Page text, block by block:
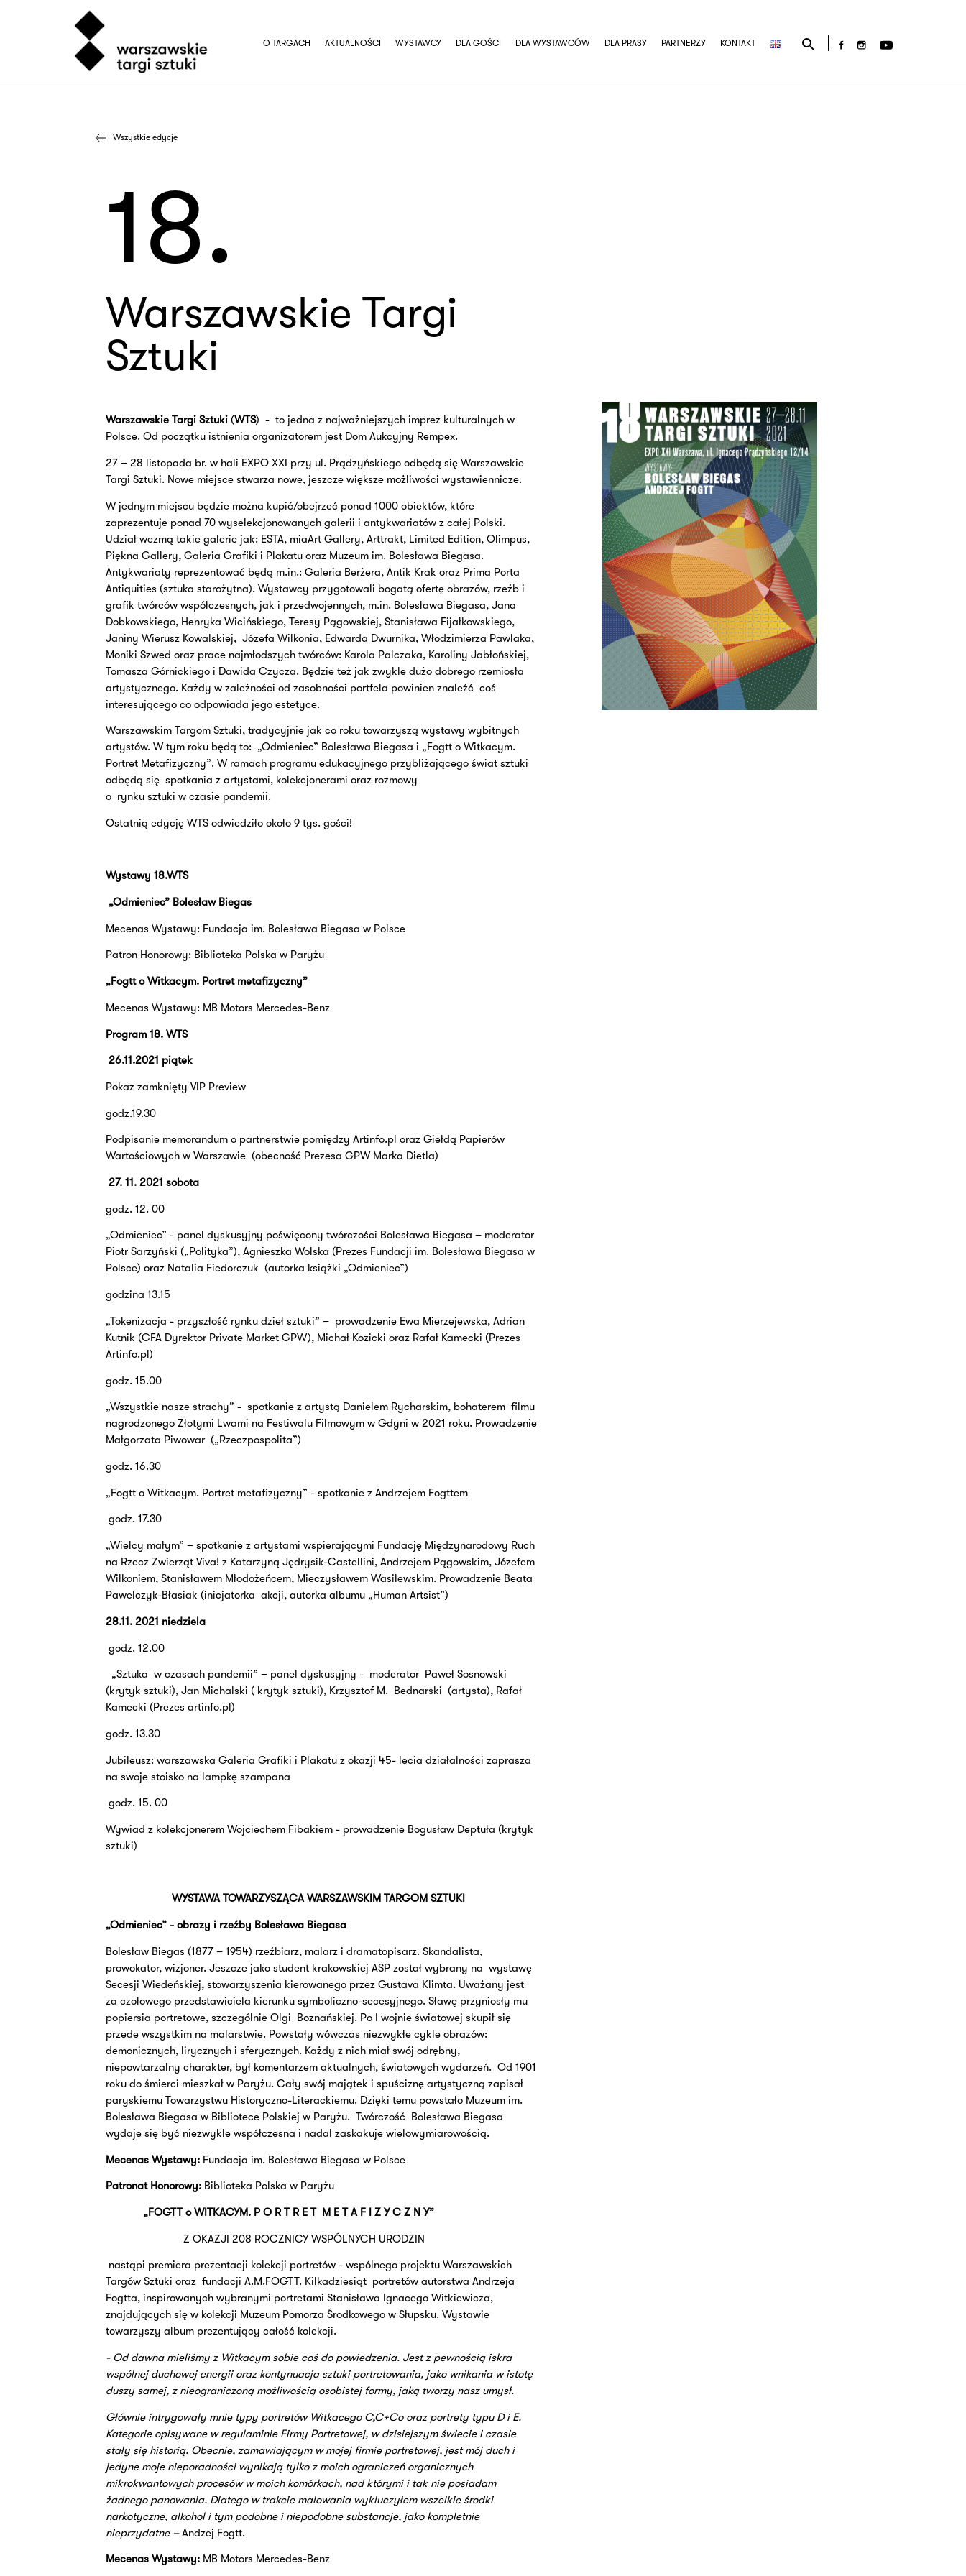
O TARGACH AKTUALNOŚCI WYSTAWCY DLA GOŚCI DLA WYSTAWCÓW DLA PRASY PARTNERZY KONTAKT
Search
Wszystkie edycje
18.
Warszawskie Targi
Sztuki
Warszawskie Targi Sztuki (WTS) - to jedna z najważniejszych imprez kulturalnych w
Polsce. Od początku istnienia organizatorem jest Dom Aukcyjny Rempex.
27 – 28 listopada br. w hali EXPO XXI przy ul. Prądzyńskiego odbędą się Warszawskie
Targi Sztuki. Nowe miejsce stwarza nowe, jeszcze większe możliwości wystawiennicze.
W jednym miejscu będzie można kupić/obejrzeć ponad 1000 obiektów, które
zaprezentuje ponad 70 wyselekcjonowanych galerii i antykwariatów z całej Polski.
Udział wezmą takie galerie jak: ESTA, miaArt Gallery, Arttrakt, Limited Edition, Olimpus,
Piękna Gallery, Galeria Grafiki i Plakatu oraz Muzeum im. Bolesława Biegasa.
Antykwariaty reprezentować będą m.in.: Galeria Berżera, Antik Krak oraz Prima Porta
Antiquities (sztuka starożytna). Wystawcy przygotowali bogatą ofertę obrazów, rzeźb i
grafik twórców współczesnych, jak i przedwojennych, m.in. Bolesława Biegasa, Jana
Dobkowskiego, Henryka Wicińskiego, Teresy Pągowskiej, Stanisława Fijałkowskiego,
Janiny Wierusz Kowalskiej, Józefa Wilkonia, Edwarda Dwurnika, Włodzimierza Pawlaka,
Moniki Szwed oraz prace najmłodszych twórców: Karola Palczaka, Karoliny Jabłońskiej,
Tomasza Górnickiego i Dawida Czycza. Będzie też jak zwykle dużo dobrego rzemiosła
artystycznego. Każdy w zależności od zasobności portfela powinien znaleźć coś
interesującego co odpowiada jego estetyce.
Warszawskim Targom Sztuki, tradycyjnie jak co roku towarzyszą wystawy wybitnych
artystów. W tym roku będą to: „Odmieniec” Bolesława Biegasa i „Fogtt o Witkacym.
Portret Metafizyczny”. W ramach programu edukacyjnego przybliżającego świat sztuki
odbędą się spotkania z artystami, kolekcjonerami oraz rozmowy
o rynku sztuki w czasie pandemii.
Ostatnią edycję WTS odwiedziło około 9 tys. gości!
Wystawy 18.WTS
„Odmieniec” Bolesław Biegas
Mecenas Wystawy: Fundacja im. Bolesława Biegasa w Polsce
Patron Honorowy: Biblioteka Polska w Paryżu
„Fogtt o Witkacym. Portret metafizyczny”
Mecenas Wystawy: MB Motors Mercedes-Benz
Program 18. WTS
26.11.2021 piątek
Pokaz zamknięty VIP Preview
godz.19.30
Podpisanie memorandum o partnerstwie pomiędzy Artinfo.pl oraz Giełdą Papierów
Wartościowych w Warszawie (obecność Prezesa GPW Marka Dietla)
27. 11. 2021 sobota
godz. 12. 00
„Odmieniec” - panel dyskusyjny poświęcony twórczości Bolesława Biegasa – moderator
Piotr Sarzyński („Polityka”), Agnieszka Wolska (Prezes Fundacji im. Bolesława Biegasa w
Polsce) oraz Natalia Fiedorczuk (autorka książki „Odmieniec”)
godzina 13.15
„Tokenizacja - przyszłość rynku dzieł sztuki” – prowadzenie Ewa Mierzejewska, Adrian
Kutnik (CFA Dyrektor Private Market GPW), Michał Kozicki oraz Rafał Kamecki (Prezes
Artinfo.pl)
godz. 15.00
„Wszystkie nasze strachy” - spotkanie z artystą Danielem Rycharskim, bohaterem filmu
nagrodzonego Złotymi Lwami na Festiwalu Filmowym w Gdyni w 2021 roku. Prowadzenie
Małgorzata Piwowar („Rzeczpospolita”)
godz. 16.30
„Fogtt o Witkacym. Portret metafizyczny” - spotkanie z Andrzejem Fogttem
godz. 17.30
„Wielcy małym” – spotkanie z artystami wspierającymi Fundację Międzynarodowy Ruch
na Rzecz Zwierząt Viva! z Katarzyną Jędrysik-Castellini, Andrzejem Pągowskim, Józefem
Wilkoniem, Stanisławem Młodożeńcem, Mieczysławem Wasilewskim. Prowadzenie Beata
Pawelczyk-Błasiak (inicjatorka akcji, autorka albumu „Human Artsist”)
28.11. 2021 niedziela
godz. 12.00
„Sztuka w czasach pandemii” – panel dyskusyjny - moderator Paweł Sosnowski
(krytyk sztuki), Jan Michalski ( krytyk sztuki), Krzysztof M. Bednarski (artysta), Rafał
Kamecki (Prezes artinfo.pl)
godz. 13.30
Jubileusz: warszawska Galeria Grafiki i Plakatu z okazji 45- lecia działalności zaprasza
na swoje stoisko na lampkę szampana
godz. 15. 00
Wywiad z kolekcjonerem Wojciechem Fibakiem - prowadzenie Bogusław Deptuła (krytyk
sztuki)
WYSTAWA TOWARZYSZĄCA WARSZAWSKIM TARGOM SZTUKI
„Odmieniec” - obrazy i rzeźby Bolesława Biegasa
Bolesław Biegas (1877 – 1954) rzeźbiarz, malarz i dramatopisarz. Skandalista,
prowokator, wizjoner. Jeszcze jako student krakowskiej ASP został wybrany na wystawę
Secesji Wiedeńskiej, stowarzyszenia kierowanego przez Gustava Klimta. Uważany jest
za czołowego przedstawiciela kierunku symboliczno-secesyjnego. Sławę przyniosły mu
popiersia portretowe, szczególnie Olgi Boznańskiej. Po I wojnie światowej skupił się
przede wszystkim na malarstwie. Powstały wówczas niezwykłe cykle obrazów:
demonicznych, lirycznych i sferycznych. Każdy z nich miał swój odrębny,
niepowtarzalny charakter, był komentarzem aktualnych, światowych wydarzeń. Od 1901
roku do śmierci mieszkał w Paryżu. Cały swój majątek i spuściznę artystyczną zapisał
paryskiemu Towarzystwu Historyczno-Literackiemu. Dzięki temu powstało Muzeum im.
Bolesława Biegasa w Bibliotece Polskiej w Paryżu. Twórczość Bolesława Biegasa
wydaje się być niezwykle współczesna i nadal zaskakuje wielowymiarowością.
Mecenas Wystawy: Fundacja im. Bolesława Biegasa w Polsce
Patronat Honorowy: Biblioteka Polska w Paryżu
„FOGTT o WITKACYM. P O R T R E T M E T A F I Z Y C Z N Y”
Z OKAZJI 208 ROCZNICY WSPÓLNYCH URODZIN
nastąpi premiera prezentacji kolekcji portretów - wspólnego projektu Warszawskich
Targów Sztuki oraz fundacji A.M.FOGTT. Kilkadziesiąt portretów autorstwa Andrzeja
Fogtta, inspirowanych wybranymi portretami Stanisława Ignacego Witkiewicza,
znajdujących się w kolekcji Muzeum Pomorza Środkowego w Słupsku. Wystawie
towarzyszy album prezentujący całość kolekcji.
- Od dawna mieliśmy z Witkacym sobie coś do powiedzenia. Jest z pewnością iskra
wspólnej duchowej energii oraz kontynuacja sztuki portretowania, jako wnikania w istotę
duszy samej, z nieograniczoną możliwością osobistej formy, jaką tworzy nasz umysł.
Głównie intrygowały mnie typy portretów Witkacego C,C+Co oraz portrety typu D i E.
Kategorie opisywane w regulaminie Firmy Portretowej, w dzisiejszym świecie i czasie
stały się historią. Obecnie, zamawiającym w mojej firmie portretowej, jest mój duch i
jedyne moje nieporadności wynikają tylko z moich ograniczeń organicznych
mikrokwantowych procesów w moich komórkach, nad którymi i tak nie posiadam
żadnego panowania. Dlatego w trakcie malowania wykluczyłem wszelkie środki
narkotyczne, alkohol i tym podobne i niepodobne substancje, jako kompletnie
nieprzydatne –Andzej Fogtt.
Mecenas Wystawy: MB Motors Mercedes-Benz